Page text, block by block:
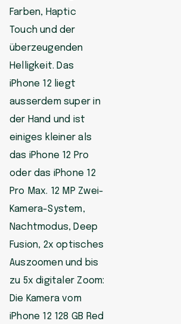
Farben, Haptic
Touch und der
überzeugenden
Helligkeit. Das
iPhone 12 liegt
ausserdem super in
der Hand und ist
einiges kleiner als
das iPhone 12 Pro
oder das iPhone 12
Pro Max. 12 MP Zwei-
Kamera-System,
Nachtmodus, Deep
Fusion, 2x optisches
Auszoomen und bis
zu 5x digitaler Zoom:
Die Kamera vom
iPhone 12 128 GB Red